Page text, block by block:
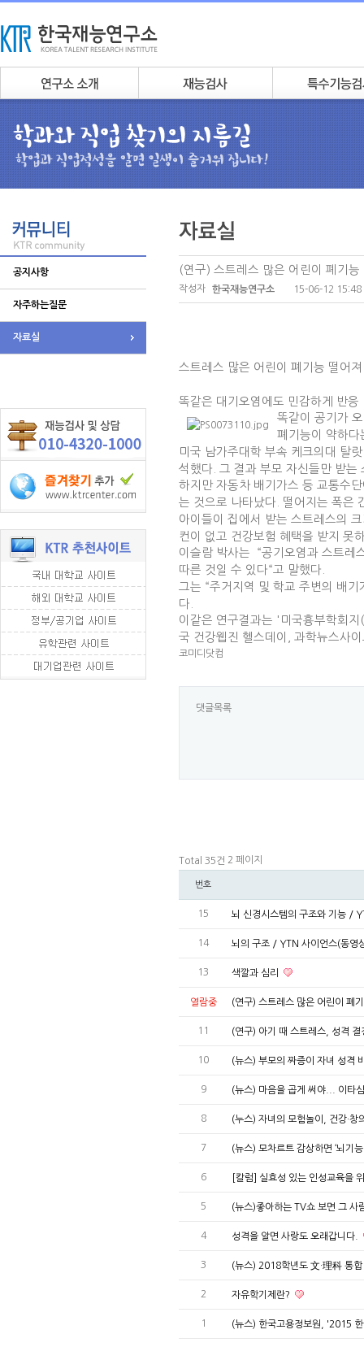
공지사항
자주하는질문
자료실
(연구) 스트레스 많은 어린이 폐기능
작성자 한국재능연구소 15-06-12 15:48
스트레스 많은 어린이 폐기능 떨어져
똑같은 대기오염에도 민감하게 반응
똑같이 공기가
폐기능이 약하다
미국 남가주대학 부속 케크의대 탈
석했다. 그 결과 부모 자신들만 받는
하지만 자동차 배기가스 등 교통수
는 것으로 나타났다. 떨어지는 폭은
아이들이 집에서 받는 스트레스의
컨이 없고 건강보험 혜택을 받지 못
이슬람 박사는 “공기오염과 스트레
따른 것일 수 있다“고 말했다.
그는 “주거지역 및 학교 주변의 배
다.
이같은 연구결과는 '미국흉부학회
국 건강웹진 헬스데이, 과학뉴스사
코미디닷컴
댓글목록
Total 35건 2 페이지
번호
15 뇌 신경시스템의 구조와 기능 /
14 뇌의 구조 / YTN 사이언스(동영
13 색깔과 심리
열람중 (연구) 스트레스 많은 어린이 폐
11 (연구) 아기 때 스트레스, 성격
10 (뉴스) 부모의 짜증이 자녀 성격
9 (뉴스) 마음을 곱게 써야... 이타
8 (누스) 자녀의 모험놀이, 건강·
7 (뉴스) 모차르트 감상하면 ‘뇌기
6 [칼럼] 실효성 있는 인성교육을
5 (뉴스)좋아하는 TV쇼 보면 그 사
4 성격을 알면 사랑도 오래갑니다.
3 (뉴스) 2018학년도 文·理科 통
2 자유학기제란?
1 (뉴스) 한국고용정보원, '2015